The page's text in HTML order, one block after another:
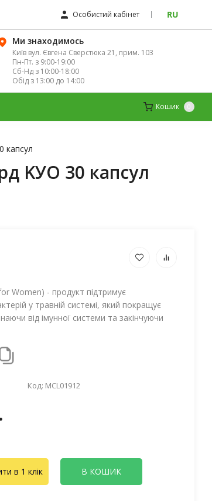
Особистий кабінет RU
Ми знаходимось
Київ вул. Євгена Сверстюка 21, прим. 103
Пн-Пт. з 9:00-19:00
Сб-Нд з 10:00-18:00
Обід з 13:00 до 14:00
Кошик 0
капсул
KУО 30 капсул
Women) - продукт підтримує
у травній системі, який покращує
від імунної системи та закінчуючи
Код: MCL01912
в 1 клік В КОШИК